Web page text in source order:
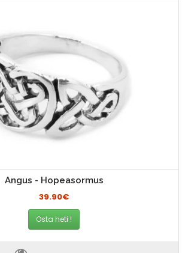
Angus - Hopeasormus
39.90€
Osta heti !